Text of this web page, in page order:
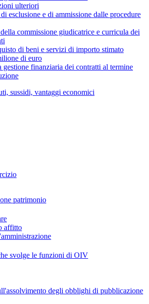
ulteriori
esclusione e di ammissione dalle procedure
commissione giudicatrice e curricula dei
di beni e servizi di importo stimato
di euro
gestione finanziaria dei contratti al termine
sussidi, vantaggi economici
patrimonio
affitto
svolge le funzioni di OIV
degli obblighi di pubblicazione